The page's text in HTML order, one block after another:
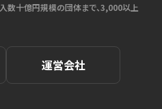
数十億円規模の団体まで、3,000以上
運営会社